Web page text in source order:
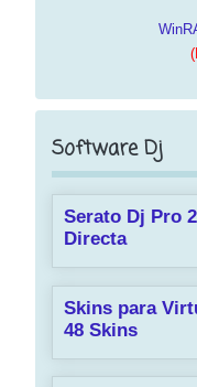
Software Dj
Serato Dj Pro
Directa
Skins para
48 Skins